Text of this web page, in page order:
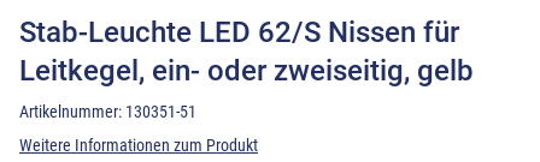
Stab-Leuchte LED 62/S Nissen für
Leitkegel, ein- oder zweiseitig, gelb
Artikelnummer: 130351-51
Weitere Informationen zum Produkt